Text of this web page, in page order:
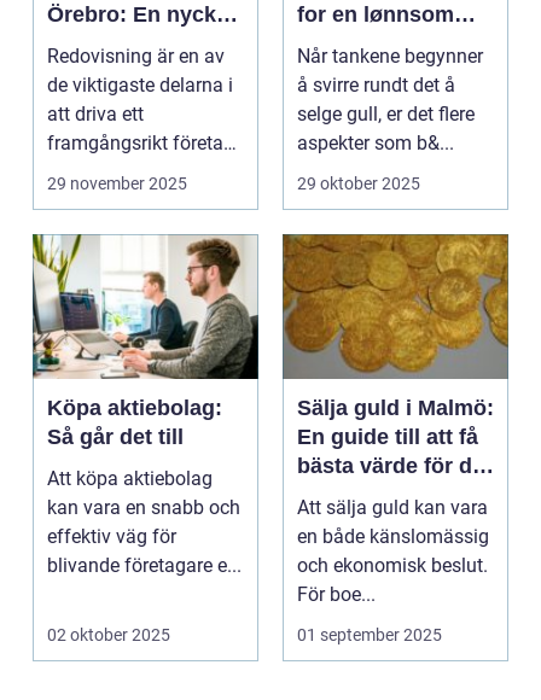
Örebro: En nyckel
till framgång
Redovisning är en av
de viktigaste delarna i
att driva ett
framgångsrikt företag.
I ...
29 november 2025
for en lønnsom
transaksjon
Når tankene begynner
å svirre rundt det å
selge gull, er det flere
aspekter som b&...
29 oktober 2025
Köpa aktiebolag:
Så går det till
Att köpa aktiebolag
kan vara en snabb och
effektiv väg för
blivande företagare e...
02 oktober 2025
Sälja guld i Malmö:
En guide till att få
bästa värde för ditt
guld
Att sälja guld kan vara
en både känslomässig
och ekonomisk beslut.
För boe...
01 september 2025